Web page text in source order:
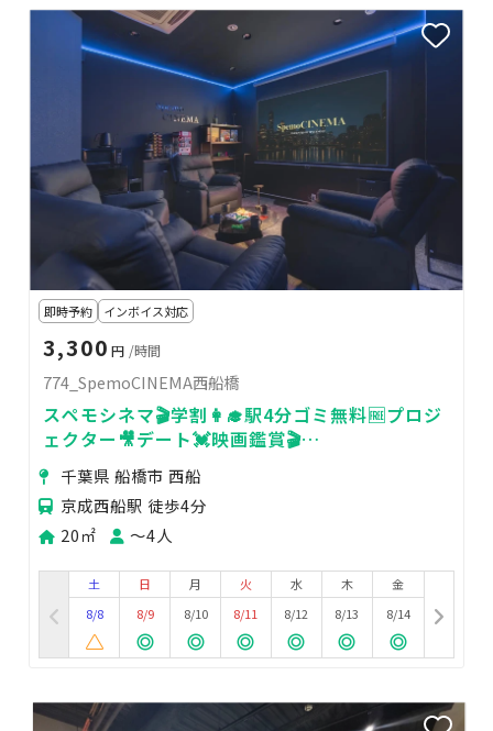
即時予約 インボイス対応
3,300 円 /時間
774_SpemoCINEMA西船橋
スペモシネマ🎬学割👩‍🎓駅4分ゴミ無料🆓プロジ
ェクター🎥デート💓映画鑑賞🎬
774_SpemoCINEMA西船橋
千葉県 船橋市 西船
京成西船駅 徒歩4分
20㎡
〜4人
土
8/8
日
8/9
月
8/10
火
8/11
水
8/12
木
8/13
金
8/14